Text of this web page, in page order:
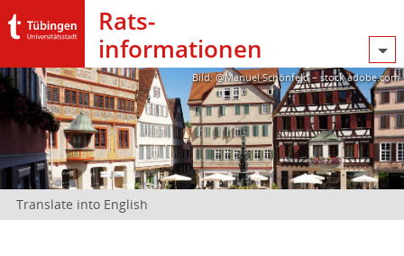
Rats­
informationen
Bild: @Manuel Schönfeld – stock.adobe.com
Translate into English